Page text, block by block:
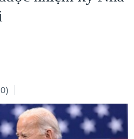
MẠI CỦA MỸ: QUÁ KHỨ VÀ HIỆN